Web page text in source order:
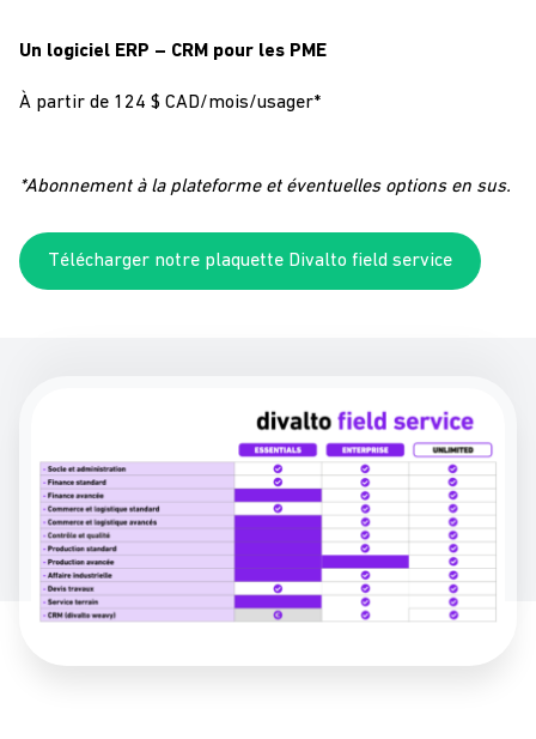
Un logiciel ERP – CRM pour les PME
À partir de 124 $ CAD/mois/usager*
*Abonnement à la plateforme et éventuelles options en sus.
Télécharger notre plaquette Divalto field service